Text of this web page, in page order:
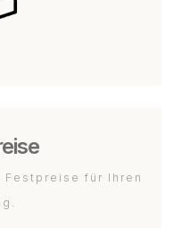
für Ihren